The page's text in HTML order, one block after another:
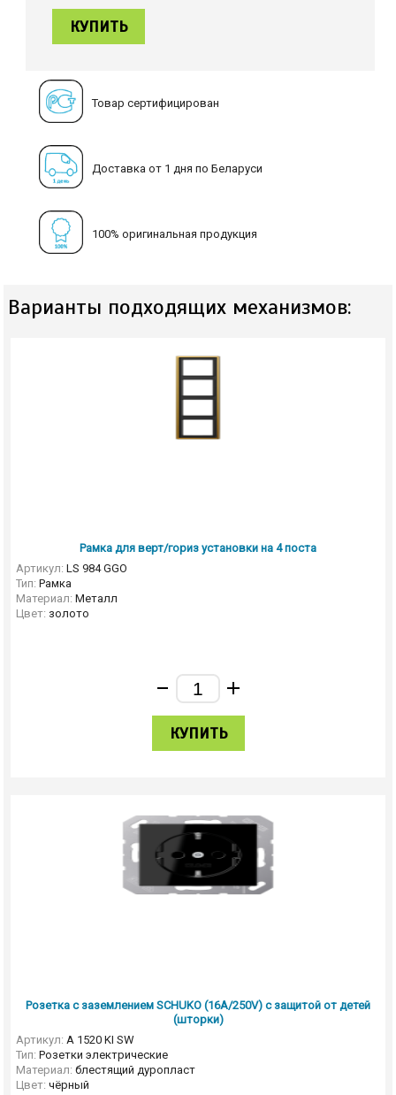
КУПИТЬ
Товар сертифицирован
Доставка от 1 дня по Беларуси
100% оригинальная продукция
Варианты подходящих механизмов:
Рамка для верт/гориз установки на 4 поста
Артикул: LS 984 GGO
Тип: Рамка
Материал: Металл
Цвет: золото
КУПИТЬ
Розетка с заземлением SCHUKO (16A/250V) с защитой от детей
(шторки)
Артикул: A 1520 KI SW
Тип: Розетки электрические
Материал: блестящий дуропласт
Цвет: чёрный